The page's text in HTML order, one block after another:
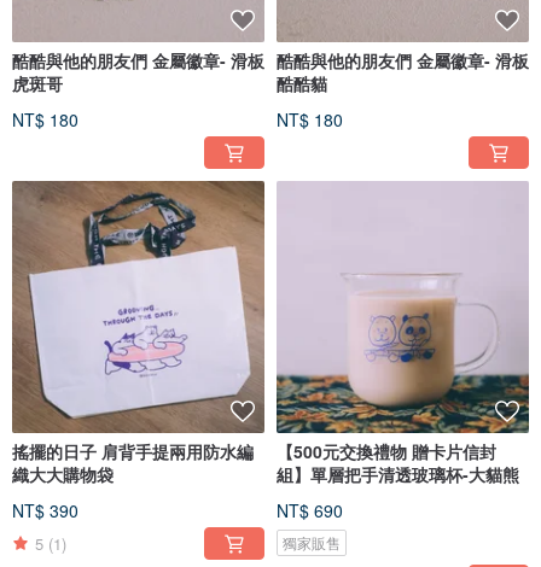
酷酷與他的朋友們 金屬徽章- 滑板
虎斑哥
NT$ 180
酷酷與他的朋友們 金屬徽章- 滑板
酷酷貓
NT$ 180
搖擺的日子 肩背手提兩用防水編
織大大購物袋
NT$ 390
5 (1)
【500元交換禮物 贈卡片信封
組】單層把手清透玻璃杯-大貓熊
NT$ 690
獨家販售